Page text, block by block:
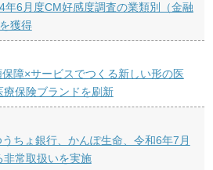
年6月度CM好感度調査の業類別（金融
獲得
障×サービスでつくる新しい形の医
保険ブランドを刷新
ちょ銀行、かんぽ生命、令和6年7月
非常取扱いを実施